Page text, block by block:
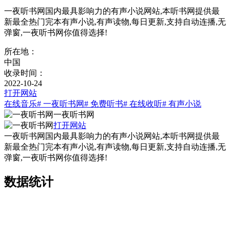
一夜听书网国内最具影响力的有声小说网站,本听书网提供最
新最全热门完本有声小说,有声读物,每日更新,支持自动连播,无
弹窗,一夜听书网你值得选择!
所在地：
中国
收录时间：
2022-10-24
打开网站
在线音乐# 一夜听书网# 免费听书# 在线收听# 有声小说
一夜听书网
打开网站
一夜听书网国内最具影响力的有声小说网站,本听书网提供最
新最全热门完本有声小说,有声读物,每日更新,支持自动连播,无
弹窗,一夜听书网你值得选择!
数据统计